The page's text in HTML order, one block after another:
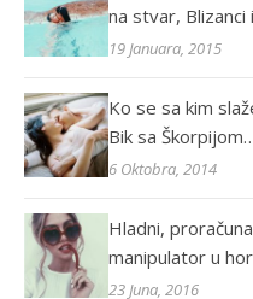
na stvar, Blizanci
19 Januara, 2015
Ko se sa kim
Bik sa
6 Oktobra, 2014
Hladni,
manipulator u
23 Juna, 2016